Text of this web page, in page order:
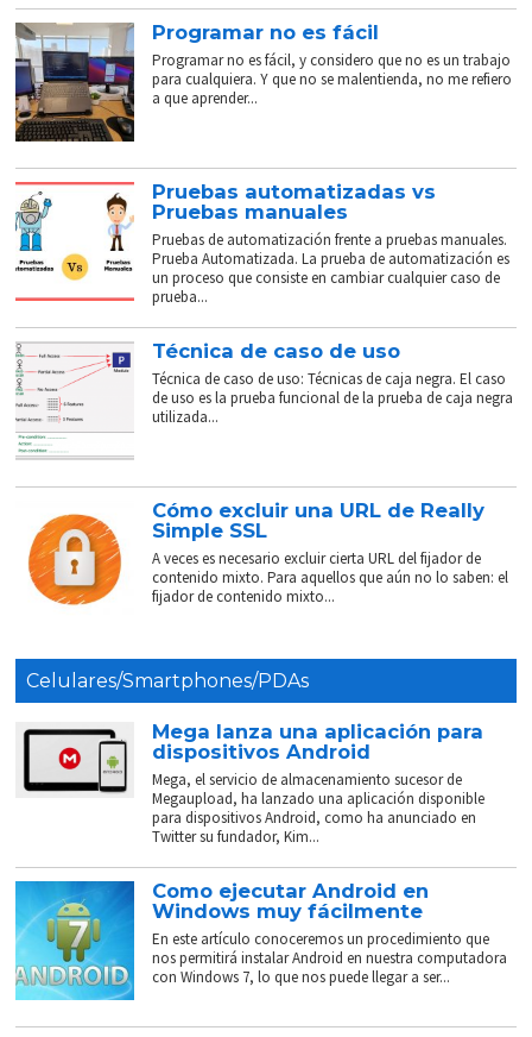
Programar no es fácil
Programar no es fácil, y considero que no es un trabajo
para cualquiera. Y que no se malentienda, no me refiero
a que aprender...
Pruebas automatizadas vs
Pruebas manuales
Pruebas de automatización frente a pruebas manuales.
Prueba Automatizada. La prueba de automatización es
un proceso que consiste en cambiar cualquier caso de
prueba...
Técnica de caso de uso
Técnica de caso de uso: Técnicas de caja negra. El caso
de uso es la prueba funcional de la prueba de caja negra
utilizada...
Cómo excluir una URL de Really
Simple SSL
A veces es necesario excluir cierta URL del fijador de
contenido mixto. Para aquellos que aún no lo saben: el
fijador de contenido mixto...
Celulares/Smartphones/PDAs
Mega lanza una aplicación para
dispositivos Android
Mega, el servicio de almacenamiento sucesor de
Megaupload, ha lanzado una aplicación disponible
para dispositivos Android, como ha anunciado en
Twitter su fundador, Kim...
Como ejecutar Android en
Windows muy fácilmente
En este artículo conoceremos un procedimiento que
nos permitirá instalar Android en nuestra computadora
con Windows 7, lo que nos puede llegar a ser...